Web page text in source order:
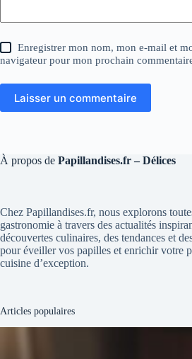
Enregistrer mon nom, mon e-mail et
navigateur pour mon prochain
Laisser un commentaire
À propos de Papillandises.fr – Délices
Chez Papillandises.fr, nous explorons
gastronomie à travers des actualités
découvertes culinaires, des tendances et
pour éveiller vos papilles et enrichir votre
cuisine d’exception.
Articles populaires